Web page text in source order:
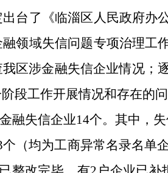
台了《临淄区人民政府办
领域失信问题专项治理工
区涉金融失信企业情况；
段工作开展情况和存在的
融失信企业14个。其中，
（均为工商异常名录名单